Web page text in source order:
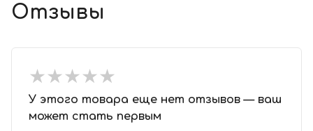
Отзывы
★★★★★
★★★★★
У этого товара еще нет отзывов — ваш
может стать первым